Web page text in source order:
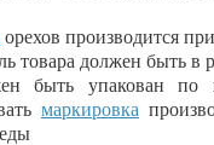
орехов производится
товара должен быть в
быть упакован по
маркировка